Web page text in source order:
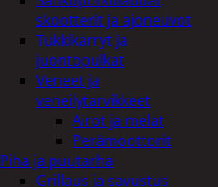
skootterit ja ajoneuvot
Tukkikärryt ja
juontopulkat
Veneet ja
veneilytarvikkeet
Airot ja melat
Perämoottorit
Piha ja puutarha
Grillaus ja savustus